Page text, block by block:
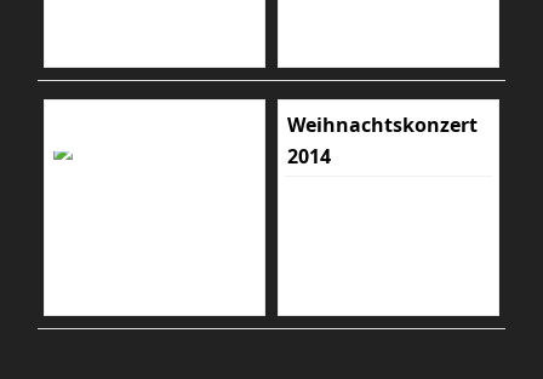
Weihnachtskonzert
2014